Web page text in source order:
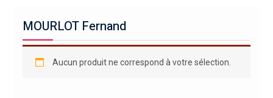
MOURLOT Fernand
Aucun produit ne correspond à votre sélection.